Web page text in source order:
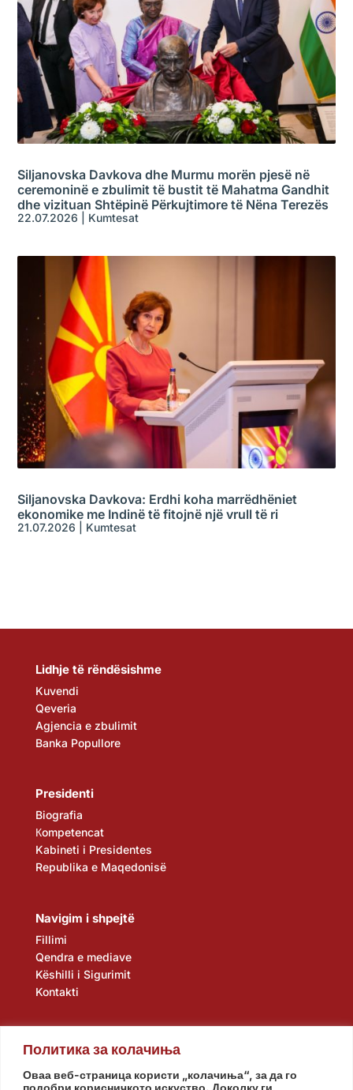
Политика за колачиња
Оваа веб-страница користи „колачиња“, за да го
подобри корисничкото искуство. Доколку ги
Siljanovska Davkova dhe Murmu morën pjesë në
ceremoninë e zbulimit të bustit të Mahatma Gandhit
dhe vizituan Shtëpinë Përkujtimore të Nëna Terezës
22.07.2026 Kumtesat
Siljanovska Davkova: Erdhi koha marrëdhëniet
ekonomike me Indinë të fitojnë një vrull të ri
21.07.2026 Kumtesat
Lidhje të rëndësishme
Kuvendi
Qeveria
Agjencia e zbulimit
Banka Popullore
Presidenti
Biografia
Кompetencat
Kabineti i Presidentes
Republika e Maqedonisë
Navigim i shpejtë
Fillimi
Qendra e mediave
Këshilli i Sigurimit
Kontakti